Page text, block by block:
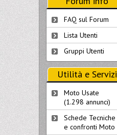
FAQ sul Forum
Lista Utenti
Gruppi Utenti
Utilità e Servizi
Moto Usate
(1.298 annunci)
Schede Tecniche
e confronti Moto